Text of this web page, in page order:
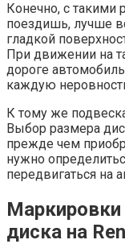
Конечно, с такими
поездишь, лучше
гладкой
При движении на
дороге автомобиль
каждую
К тому же
Выбор размера
прежде чем
нужно
передвигаться на
Маркировки
диска на